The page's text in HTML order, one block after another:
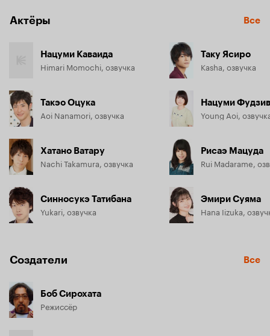
Актёры Все
Нацуми Каваида
Himari Momochi, озвучка
Такэо Оцука
Aoi Nanamori, озвучка
Хатано Ватару
Nachi Takamura, озвучка
Синносукэ Татибана
Yukari, озвучка
Таку Ясиро
Kasha, озвучка
Нацуми
Young Aoi,
Рисаэ Мацуда
Rui Madarame,
Эмири Суяма
Hana Iizuka,
Создатели Все
Боб Сирохата
Режиссёр